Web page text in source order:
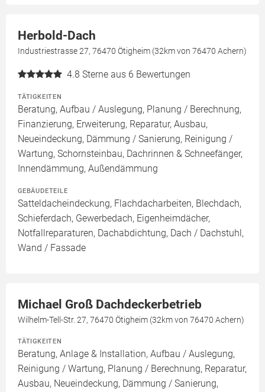
Herbold-Dach
Industriestrasse 27, 76470 Ötigheim (32km von 76470 Achern)
4.8 Sterne aus 6 Bewertungen
TÄTIGKEITEN
Beratung, Aufbau / Auslegung, Planung / Berechnung,
Finanzierung, Erweiterung, Reparatur, Ausbau,
Neueindeckung, Dämmung / Sanierung, Reinigung /
Wartung, Schornsteinbau, Dachrinnen & Schneefänger,
Innendämmung, Außendämmung
GEBÄUDETEILE
Satteldacheindeckung, Flachdacharbeiten, Blechdach,
Schieferdach, Gewerbedach, Eigenheimdächer,
Notfallreparaturen, Dachabdichtung, Dach / Dachstuhl,
Wand / Fassade
Michael Groß Dachdeckerbetrieb
Wilhelm-Tell-Str. 27, 76470 Ötigheim (32km von 76470 Achern)
TÄTIGKEITEN
Beratung, Anlage & Installation, Aufbau / Auslegung,
Reinigung / Wartung, Planung / Berechnung, Reparatur,
Ausbau, Neueindeckung, Dämmung / Sanierung,